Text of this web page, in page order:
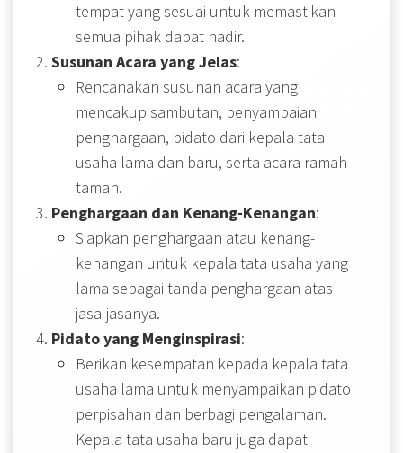
tempat yang sesuai untuk memastikan
semua pihak dapat hadir.
Susunan Acara yang Jelas:
Rencanakan susunan acara yang
mencakup sambutan, penyampaian
penghargaan, pidato dari kepala tata
usaha lama dan baru, serta acara ramah
tamah.
Penghargaan dan Kenang-Kenangan:
Siapkan penghargaan atau kenang-
kenangan untuk kepala tata usaha yang
lama sebagai tanda penghargaan atas
jasa-jasanya.
Pidato yang Menginspirasi:
Berikan kesempatan kepada kepala tata
usaha lama untuk menyampaikan pidato
perpisahan dan berbagi pengalaman.
Kepala tata usaha baru juga dapat